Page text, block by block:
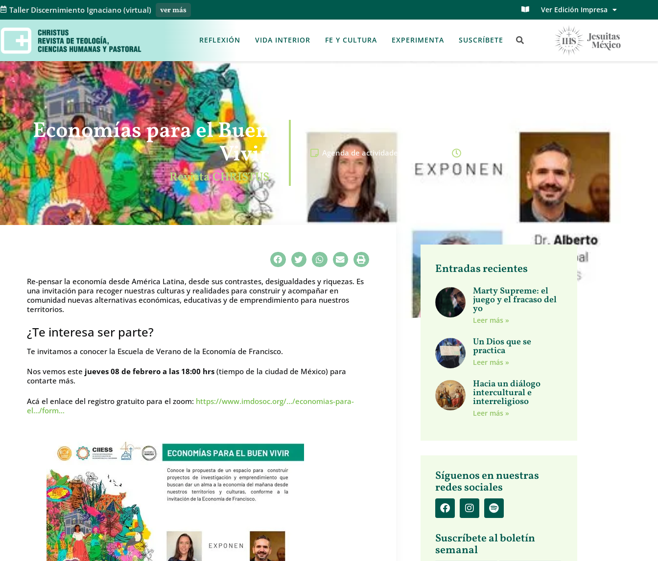
Taller Discernimiento Ignaciano (virtual) ver más Ver Edición Impresa
REFLEXIÓN VIDA INTERIOR FE Y CULTURA EXPERIMENTA SUSCRÍBETE
Economías para el Buen
Vivir
Revista CHRISTUS
Agenda de actividades
Re-pensar la economía desde América Latina, desde sus contrastes, desigualdades y riquezas. Es
una invitación para recoger nuestras culturas y realidades para construir y acompañar en
comunidad nuevas alternativas económicas, educativas y de emprendimiento para nuestros
territorios.
¿Te interesa ser parte?
Te invitamos a conocer la Escuela de Verano de la Economía de Francisco.
Nos vemos este jueves 08 de febrero a las 18:00 hrs (tiempo de la ciudad de México) para
contarte más.
Acá el enlace del registro gratuito para el zoom: https://www.imdosoc.org/…/economias-para-
el…/form…
Entradas recientes
Marty Supreme: el
juego y el fracaso del
yo
Leer más »
Un Dios que se
practica
Leer más »
Hacia un diálogo
intercultural e
interreligioso
Leer más »
Síguenos en nuestras
redes sociales
Suscríbete al boletín
semanal